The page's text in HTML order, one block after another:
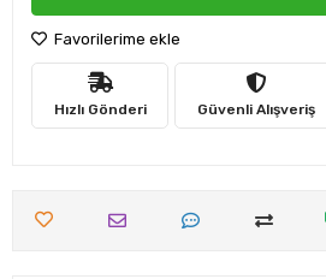
Favorilerime ekle
Hızlı Gönderi Güvenli Alışveriş